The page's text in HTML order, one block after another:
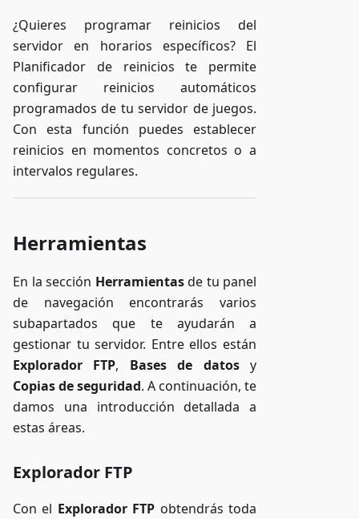
¿Quieres programar reinicios del
servidor en horarios específicos? El
Planificador de reinicios te permite
configurar reinicios automáticos
programados de tu servidor de juegos.
Con esta función puedes establecer
reinicios en momentos concretos o a
intervalos regulares.
Herramientas
En la sección Herramientasde tu panel
de navegación encontrarás varios
subapartados que te ayudarán a
gestionar tu servidor. Entre ellos están
Explorador FTP, Bases de datosy
Copias de seguridad. A continuación, te
damos una introducción detallada a
estas áreas.
Explorador FTP
Con el Explorador FTP obtendrás toda